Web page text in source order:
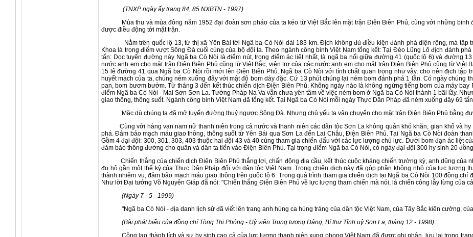
(TNXP ngày ấy trang 84, 85 NXBTN - 1997)
Mùa thu và mùa đông năm 1952 đại đoàn sơn pháo của ta kéo từ Việt Bắc lên mặt trận Điện Biên Phủ, cùng với những binh
được điều động tới mặt trận.
Nằm trên quốc lộ 13, từ thị xã Yên Bái tới Ngã ba Cò Nòi dài 183 km. Địch không đủ điều kiện đánh phá diện rộng, mà tập
Khoa là trọng điểm vượt Sông Đà cuối cùng của bộ đội ta. Theo ngành công binh Việt Nam tổng kết: Tại Đèo Lũng Lô địch đánh
tấn: Dọc tuyến đường này Ngã ba Cò Nòi là điểm nút, trọng điểm ác liệt nhất, là ngã ba nối giữa đường 41 (quốc lộ 6) và đường
nước anh em cho mặt trận Điện Biên Phủ cũng từ Việt Bắc, viện trợ của các nước anh em cho mặt trận Điện Biên Phủ cũng từ Việt
15 lê đường 41 qua Ngã ba Cò Nòi rồi mới lên Điện Biên Phủ. Ngã ba Cò Nòi với tính chất quan trọng như vậy, cho nên địch tập
huyết mạch của ta, chúng ném xuống đây với mật độ bom dày đặc. Cứ 13 phút chúng lại ném bom đánh phá 1 lần. Có ngày chúng
pan, bom bươm bướm. Từ tháng 3 đến kết thúc chiến dịch Điện Biên Phủ. Không ngày nào là không ngừng tiếng bom của máy
điểm Ngã ba Cò Nòi - Mai Sơn Sơn La. Tướng Pháp Na Va vẫn chưa yên tâm về việc ném bom ở Ngã ba Cò Nòi thành 1 bãi lầy.
giao thông, thông suốt. Ngành công binh Việt Nam đã tổng kết. Tại Ngã ba Cò Nòi mỗi ngày Thực Dân Pháp đã ném xuống đây 69
Mặc dù chúng ta đã mở tuyến đường thuỷ ngược Sông Đà. Nhưng chủ yếu ta vận chuyển cho mặt trận Điện Biên Phủ bằng
Cùng với hàng vạn nam nữ thanh niên trong cả nước và thanh niên các dân tộc Sơn La không quản khó khăn, gian khổ và hy
phá. Đảm bảo mạch máu giao thông, thông suốt từ Yên Bái qua Sơn La đến Lai Châu, Điện Biên Phủ. Tại Ngã ba Cò Nòi đoàn
Gồm 4 đại đội: 300, 301, 303, 403 thuộc hai đội 43 và 40 cùng tham gia chiến đấu với các lực lượng chủ lực. Dưới bom đạn ác liệt
đảm bảo thông đường cho quân và dân ta tiến vào Điện Biên Phủ. Tại trọng điểm Ngã ba Cò Nòi, có ngày đại đội 300 hy sinh 20
Chiến thắng của chiến dịch Điện Biên Phủ thắng lợi, chấn động địa cầu, kết thúc cuộc kháng chiến trường kỳ, anh dũng của
đo hộ gần một thế kỷ của Thực Dân Pháp đối với dân tộc Việt Nam. Trong chiến dịch này đã góp phần không nhỏ của lực lượng
thành nhiệm vụ, đảm bảo mạch máu giao thông trên quốc lộ 6. Trong quá trình tham gia chiến dịch tại Ngã ba Cò Nòi 100 đồng
Như lời Đại tướng Võ Nguyên Giáp đã nói: "Chiến thắng Điện Biên Phủ về lực lượng tham chiến mà nói, là chiến công lẫy lừng của
(Ngày 7 - 5 - 1999)
"Ngã ba Cò Nòi - địa danh lịch sử đã viết lên trang anh hùng ca hùng tráng của dân tộc Việt Nam, của Tây Bắc kiên cường,
(Bài phát biểu của đồng chí Tòng Thị Phóng - Uỷ viên Trung tương Đảng, Bí thư Tỉnh uỷ Sơn La, tháng 12 - 1998)
Công lao thành tích và sự hy sinh cao cả của lực lượng thanh niên xung phong Việt Nam đã được ghi nhận, lưu lại trong